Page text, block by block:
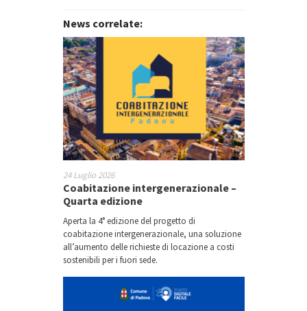
News correlate:
24 Luglio 2026
Coabitazione intergenerazionale –
Quarta edizione
Aperta la 4° edizione del progetto di
coabitazione intergenerazionale, una soluzione
all’aumento delle richieste di locazione a costi
sostenibili per i fuori sede.